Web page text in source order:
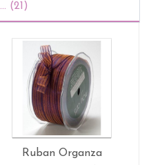
(21)
Ruban Organza